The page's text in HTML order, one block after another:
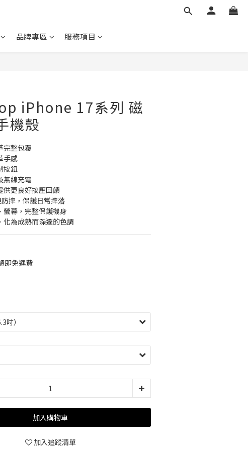
品牌專區 服務項目
iPhone 17系列 磁
機殼
完整包覆
手感
按鈕
無線充電
供更良好按壓回饋
摔，保護日常摔落
螢幕，完整保護機身
化為成熟而深邃的色調
即免運費
加入購物車
加入追蹤清單